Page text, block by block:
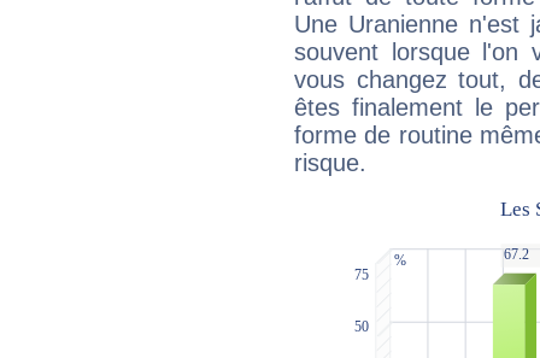
Une Uranienne n'est
souvent lorsque l'on
vous changez tout,
êtes finalement le
forme de routine
risque.